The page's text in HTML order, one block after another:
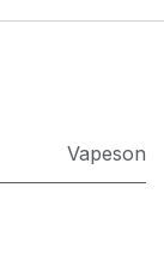
Vapeson